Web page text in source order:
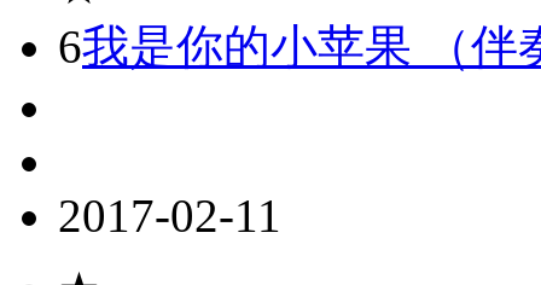
6我是你的小苹果 （伴
2017-02-11